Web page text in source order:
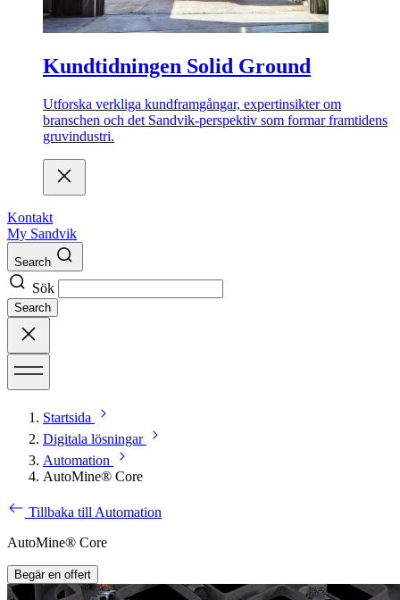
Kundtidningen Solid Ground
Utforska verkliga kundframgångar, expertinsikter om
branschen och det Sandvik-perspektiv som formar framtidens
gruvindustri.
Kontakt
My Sandvik
Search
Sök
Search
Startsida
Digitala lösningar
Automation
AutoMine® Core
Tillbaka till Automation
AutoMine® Core
Begär en offert